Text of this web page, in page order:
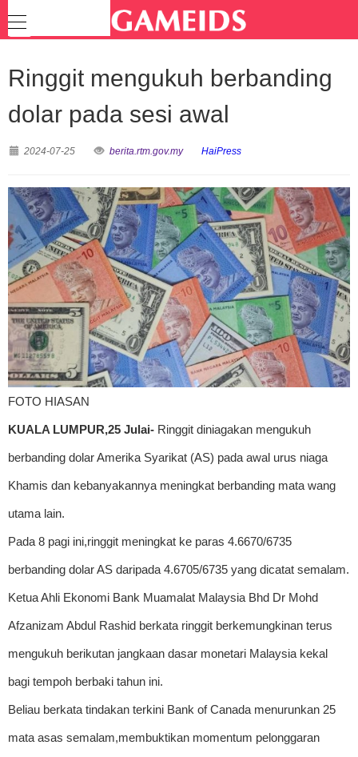
Ringgit mengukuh berbanding
dolar pada sesi awal
2024-07-25 berita.rtm.gov.my HaiPress
FOTO HIASAN
KUALA LUMPUR,25 Julai- Ringgit diniagakan mengukuh
berbanding dolar Amerika Syarikat (AS) pada awal urus niaga
Khamis dan kebanyakannya meningkat berbanding mata wang
utama lain.
Pada 8 pagi ini,ringgit meningkat ke paras 4.6670/6735
berbanding dolar AS daripada 4.6705/6735 yang dicatat semalam.
Ketua Ahli Ekonomi Bank Muamalat Malaysia Bhd Dr Mohd
Afzanizam Abdul Rashid berkata ringgit berkemungkinan terus
mengukuh berikutan jangkaan dasar monetari Malaysia kekal
bagi tempoh berbaki tahun ini.
Beliau berkata tindakan terkini Bank of Canada menurunkan 25
mata asas semalam,membuktikan momentum pelonggaran